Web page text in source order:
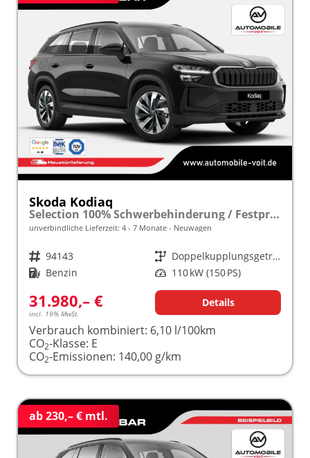
Skoda Kodiaq
Selection 100% Schwerbehinderung / Festpreisgarantie* Modelljahr 1.5 TSI Mild-Hybrid 150PS DSG "Sonderangebot bei Schwerbehinderung" frei konfigurierbar!
unverbindliche Lieferzeit: 4 - 7 Monate Neuwagen
Fahrzeugnr. 94143 Getriebe
Doppelkupplungsgetriebe (DSG)
Kraftstoff Benzin Leistung 110 kW (150 PS)
31.980,– €
incl. 19% MwSt.
Details
Verbrauch kombiniert: 6,10 l/100km
CO2-Klasse: E
CO2-Emissionen: 140,00 g/km
ab 230,– € mtl.